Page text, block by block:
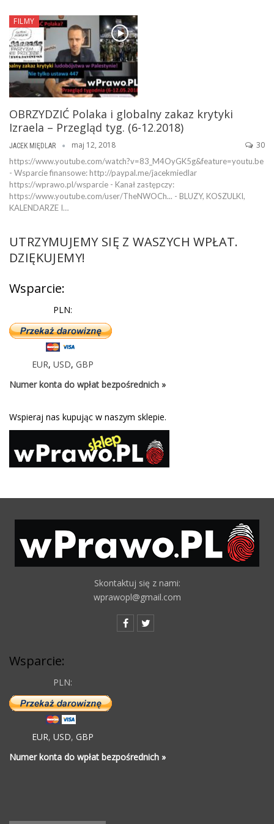
FILMY
OBRZYDZIĆ Polaka i globalny zakaz krytyki
Izraela – Przegląd tyg. (6-12.2018)
JACEK MIĘDLAR maj 12, 2018 30
https://www.youtube.com/watch?v=83_M4OyGK5g&feature=youtu.be
- Wsparcie finansowe: http://paypal.me/jacekmiedlar
https://wprawo.pl/wsparcie - Kanał zastępczy:
https://www.youtube.com/user/TheNWOCh... - BLUZY, KOSZULKI,
KALENDARZE I…
UTRZYMUJEMY SIĘ Z WASZYCH WPŁAT.
DZIĘKUJEMY!
Wsparcie:
PLN:
EUR, USD, GBP
Numer konta do wpłat bezpośrednich »
Wspieraj nas kupując w naszym sklepie.
Skontaktuj się z nami:
wprawopl@gmail.com
Wsparcie:
PLN:
EUR, USD, GBP
Numer konta do wpłat bezpośrednich »